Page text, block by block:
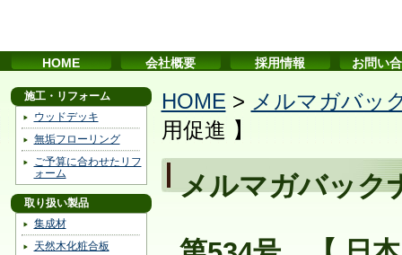
HOME 会社概要 採用情報 お問い
施工・リフォーム
ウッドデッキ
無垢フローリング
ご予算に合わせたリフ
ォーム
取り扱い製品
集成材
天然木化粧合板
HOME > メルマガバッ
用促進 】
メルマガバック